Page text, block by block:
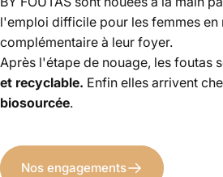
l'emploi difficile pour les femmes en
complémentaire à leur foyer.
Après l'étape de nouage, les foutas
et recyclable. Enfin elles arrivent
biosourcée.
Nos engagements